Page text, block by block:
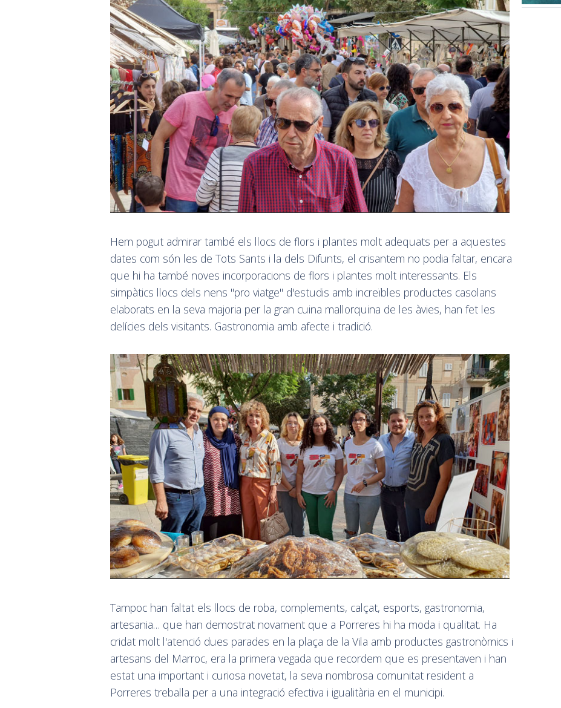
Hem pogut admirar també els llocs de flors i plantes molt adequats per a aquestes
dates com són les de Tots Sants i la dels Difunts, el crisantem no podia faltar, encara
que hi ha també noves incorporacions de flors i plantes molt interessants. Els
simpàtics llocs dels nens "pro viatge" d'estudis amb increïbles productes casolans
elaborats en la seva majoria per la gran cuina mallorquina de les àvies, han fet les
delícies dels visitants. Gastronomia amb afecte i tradició.
Tampoc han faltat els llocs de roba, complements, calçat, esports, gastronomia,
artesania… que han demostrat novament que a Porreres hi ha moda i qualitat. Ha
cridat molt l'atenció dues parades en la plaça de la Vila amb productes gastronòmics i
artesans del Marroc, era la primera vegada que recordem que es presentaven i han
estat una important i curiosa novetat, la seva nombrosa comunitat resident a
Porreres treballa per a una integració efectiva i igualitària en el municipi.